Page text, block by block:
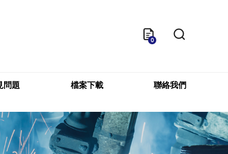
0
問題 檔案下載 聯絡我們